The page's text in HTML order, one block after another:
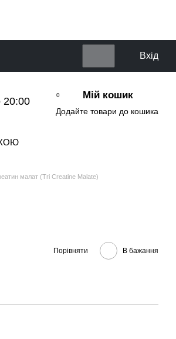
Вхід
20:00
0 Мій кошик
Додайте товари до кошика
малат (Tri Creatine Malate)
Порівняти В бажання